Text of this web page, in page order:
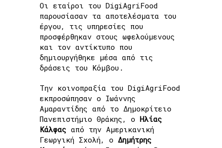
Οι εταίροι του DigiAgriFood
παρουσίασαν τα αποτελέσματα του
έργου, τις υπηρεσίες που
προσφέρθηκαν στους ωφελούμενους
και τον αντίκτυπο που
δημιουργήθηκε μέσα από τις
δράσεις του Κόμβου.
Την κοινοπραξία του DigiAgriFood
εκπροσώπησαν ο Ιωάννης
Αμαραντίδης από το Δημοκρίτειο
Πανεπιστήμιο Θράκης, ο Ηλίας
Κάλφας από την Αμερικανική
Γεωργική Σχολή, ο Δημήτρης